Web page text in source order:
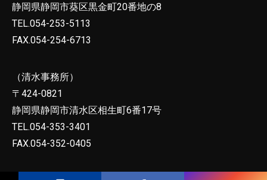
静岡県静岡市葵区黒金町20番地の8
TEL.054-253-5113
FAX.054-254-6713
（清水事務所）
〒424-0821
静岡県静岡市清水区相生町6番17号
TEL.054-353-3401
FAX.054-352-0405